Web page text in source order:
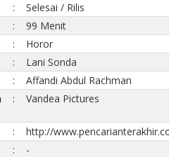
:
Selesai / Rilis
:
99 Menit
:
Horor
:
Lani Sonda
:
Affandi Abdul Rachman
: Vandea Pictures
:
http://
: -